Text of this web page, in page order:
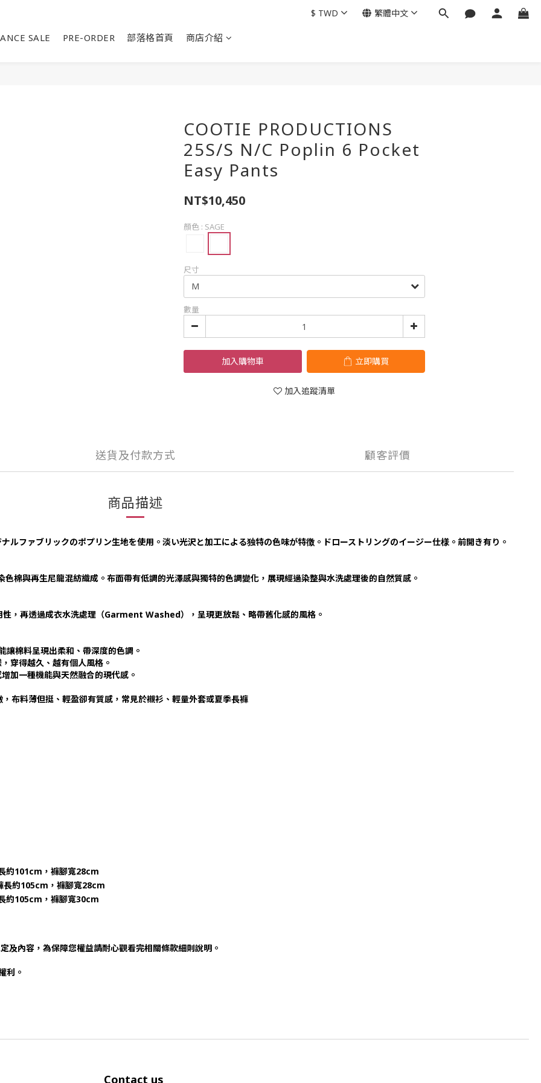
SALE PRE-ORDER 部落格首頁 商店介紹
$ TWD 繁體中文
COOTIE PRODUCTIONS
25S/S N/C Poplin 6 Pocket
Easy Pants
NT$10,450
顏色 : SAGE
尺寸
數量
加入購物車 立即購買
加入追蹤清單
送貨及付款方式 顧客評價
商品描述
ルファブリックのポプリン生地を使用。淡い光沢と加工による独特の色味が特徴。ドローストリングのイージー仕様。前開き有り。
棉與再生尼龍混紡織成。布面帶有低調的光澤感與獨特的色調變化，展現經過染整與水洗處理後的自然質感。
，再透過成衣水洗處理（Garment Washed），呈現更放鬆、略帶舊化感的風格。
棉料呈現出柔和、帶深度的色調。
穿得越久、越有個人風格。
加一種機能與天然融合的現代感。
布料薄但挺、輕盈卻有質感， 常見於襯衫、輕量外套或夏季長褲
約101cm，褲腳寬28cm
長約105cm，褲腳寬28cm
約105cm，褲腳寬30cm
及內容，為保障您權益請耐心觀看完相關條款細則說明。
利。
Contact us